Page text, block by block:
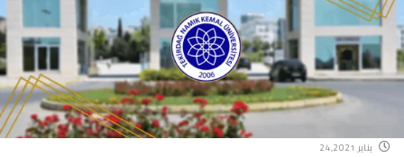
يناير 24,2021